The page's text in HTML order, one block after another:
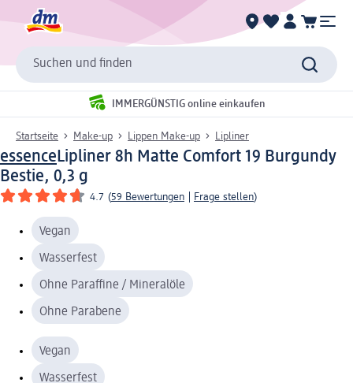
Suchen und finden
IMMERGÜNSTIG online einkaufen
Startseite Make-up Lippen Make-up Lipliner
essenceLipliner 8h Matte Comfort 19 Burgundy
Bestie, 0,3 g
4.7 (59 Bewertungen Frage stellen)
Vegan
Wasserfest
Ohne Paraffine / Mineralöle
Ohne Parabene
Vegan
Wasserfest